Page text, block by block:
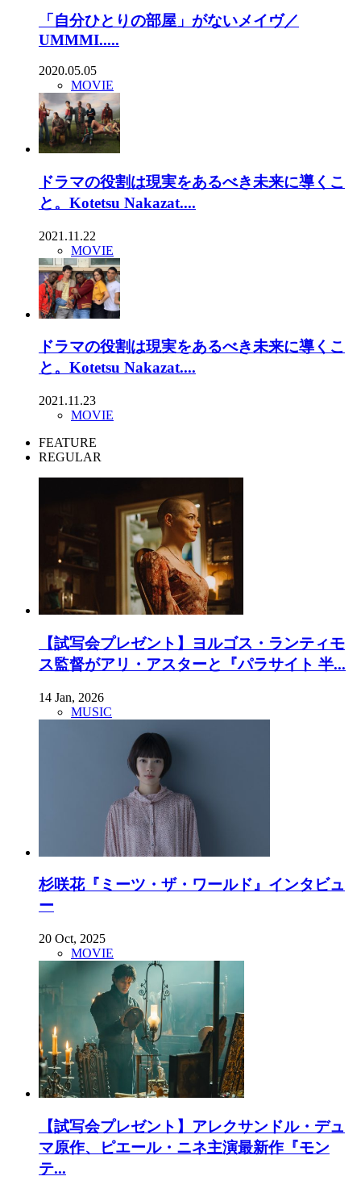
「自分ひとりの部屋」がないメイヴ／
UMMMI.....
2020.05.05
MOVIE
ドラマの役割は現実をあるべき未来に導くこ
と。Kotetsu Nakazat....
2021.11.22
MOVIE
ドラマの役割は現実をあるべき未来に導くこ
と。Kotetsu Nakazat....
2021.11.23
MOVIE
FEATURE
REGULAR
【試写会プレゼント】ヨルゴス・ランティモ
ス監督がアリ・アスターと『パラサイト 半...
14 Jan, 2026
MUSIC
杉咲花『ミーツ・ザ・ワールド』インタビュ
ー
20 Oct, 2025
MOVIE
【試写会プレゼント】アレクサンドル・デュ
マ原作、ピエール・ニネ主演最新作『モン
テ...